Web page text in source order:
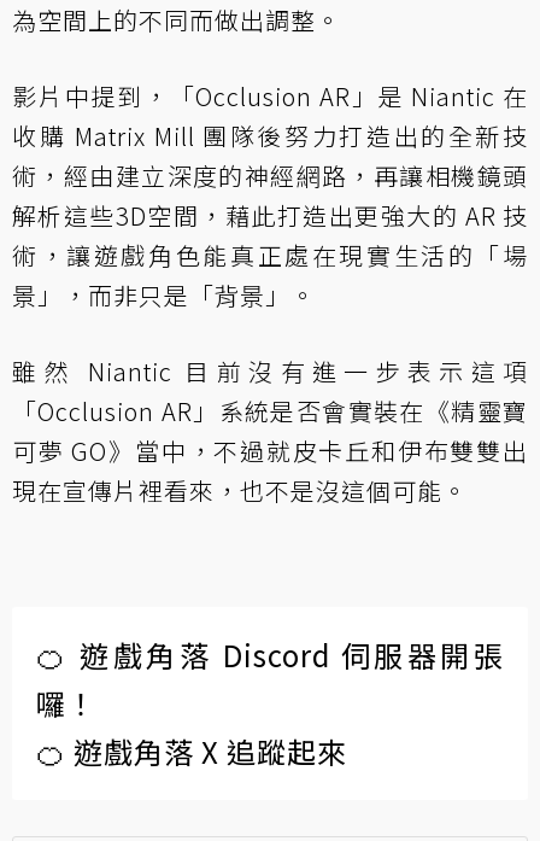
為空間上的不同而做出調整。
影片中提到，「Occlusion AR」是 Niantic 在
收購 Matrix Mill 團隊後努力打造出的全新技
術，經由建立深度的神經網路，再讓相機鏡頭
解析這些3D空間，藉此打造出更強大的 AR 技
術，讓遊戲角色能真正處在現實生活的「場
景」，而非只是「背景」。
雖然 Niantic 目前沒有進一步表示這項
「Occlusion AR」系統是否會實裝在《精靈寶
可夢 GO》當中，不過就皮卡丘和伊布雙雙出
現在宣傳片裡看來，也不是沒這個可能。
🍊 遊戲角落 Discord 伺服器開張
囉！
🍊 遊戲角落 X 追蹤起來